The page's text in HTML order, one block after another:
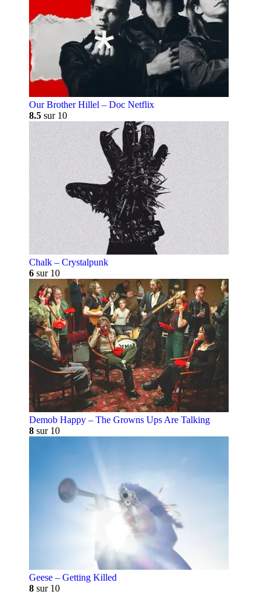
Our Brother Hillel – Doc Netflix
8.5 sur 10
Chalk – Crystalpunk
6 sur 10
Demob Happy – The Growns Ups Are Talking
8 sur 10
Geese – Getting Killed
8 sur 10